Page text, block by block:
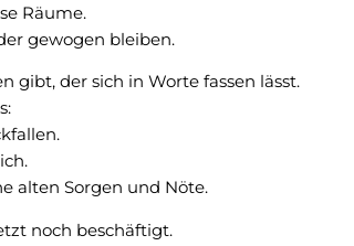
Räume.
gewogen bleiben.
gibt, der sich in Worte fassen lässt.
alten Sorgen und Nöte.
noch beschäftigt.